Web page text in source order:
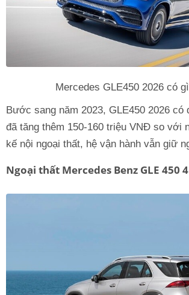
Mercedes GLE450 2026 có
Bước sang năm 2023, GLE450 2026 có
đã tăng thêm 150-160 triệu VNĐ so với
kế nội ngoại thất, hệ vận hành vẫn giữ
Ngoại thất Mercedes Benz GLE 450